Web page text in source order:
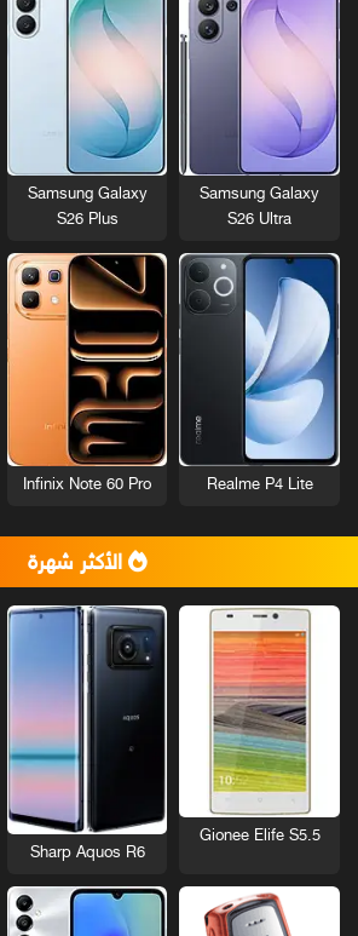
Samsung Galaxy
S26 Ultra
Samsung Galaxy
S26 Plus
Realme P4 Lite
Infinix Note 60 Pro
الأكثر شهرة
Gionee Elife S5.5
Sharp Aquos R6